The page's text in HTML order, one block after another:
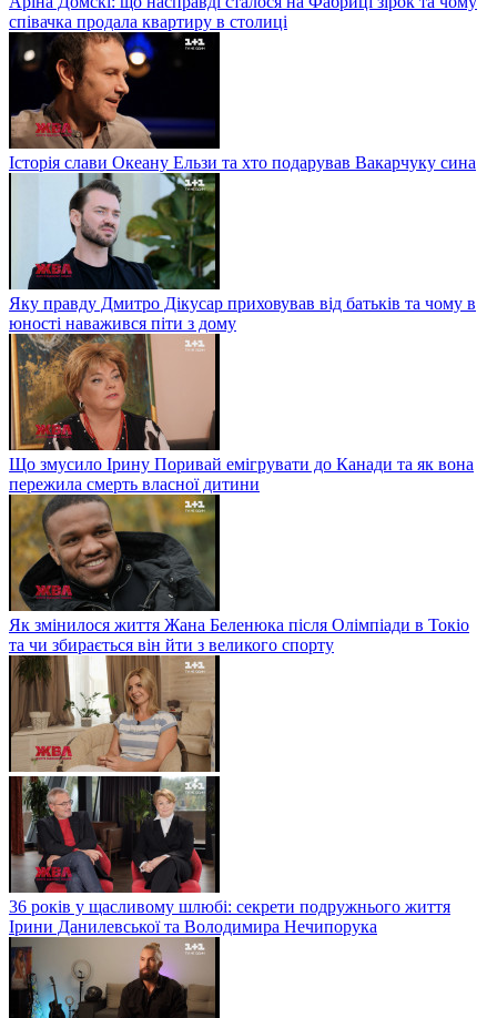
співачка продала квартиру в столиці
Історія слави Океану Ельзи та хто подарував Вакарчуку сина
Яку правду Дмитро Дікусар приховував від батьків та чому в
юності наважився піти з дому
Що змусило Ірину Поривай емігрувати до Канади та як вона
пережила смерть власної дитини
Як змінилося життя Жана Беленюка після Олімпіади в Токіо
та чи збирається він йти з великого спорту
36 років у щасливому шлюбі: секрети подружнього життя
Ірини Данилевської та Володимира Нечипорука